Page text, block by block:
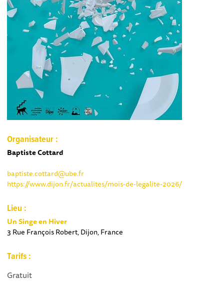
Organisateur :
Baptiste Cottard
baptiste.cottard@ube.fr
https://www.dijon.fr/actualites/mois-de-legalite-2026/
Lieu :
Un Singe en Hiver
3 Rue François Robert, Dijon, France
Tarifs :
Gratuit